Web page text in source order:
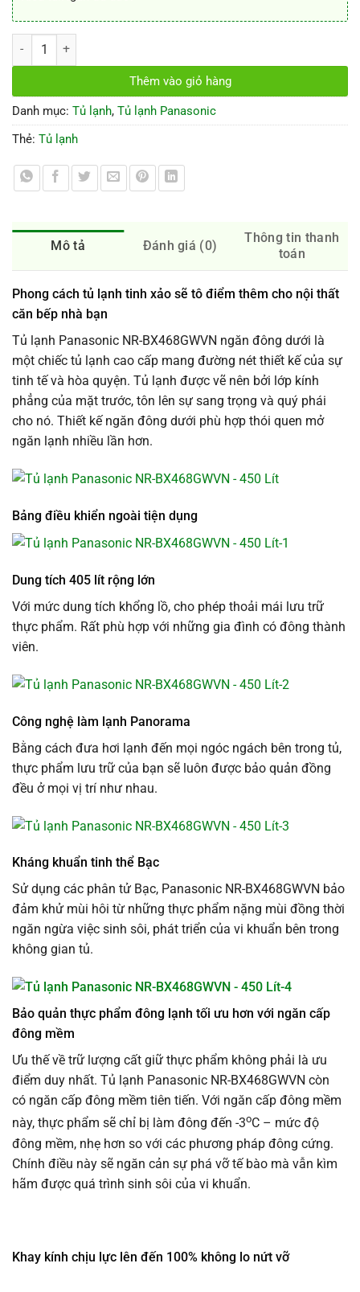
Tủ lạnh Panasonic, Inverter NR-BX468GWVN - 450 Lít số lượng
Thêm vào giỏ hàng
Danh mục: Tủ lạnh, Tủ lạnh Panasonic
Thẻ: Tủ lạnh
Mô tả Đánh giá (0)
Thông tin thanh
toán
Phong cách tủ lạnh tinh xảo sẽ tô điểm thêm cho nội thất
căn bếp nhà bạn
Tủ lạnh Panasonic NR-BX468GWVN ngăn đông dưới là
một chiếc tủ lạnh cao cấp mang đường nét thiết kế của sự
tinh tế và hòa quyện. Tủ lạnh được vẽ nên bởi lớp kính
phẳng của mặt trước, tôn lên sự sang trọng và quý phái
cho nó. Thiết kế ngăn đông dưới phù hợp thói quen mở
ngăn lạnh nhiều lần hơn.
Bảng điều khiển ngoài tiện dụng
Dung tích 405 lít rộng lớn
Với mức dung tích khổng lồ, cho phép thoải mái lưu trữ
thực phẩm. Rất phù hợp với những gia đình có đông thành
viên.
Công nghệ làm lạnh Panorama
Bằng cách đưa hơi lạnh đến mọi ngóc ngách bên trong tủ,
thực phẩm lưu trữ của bạn sẽ luôn được bảo quản đồng
đều ở mọi vị trí như nhau.
Kháng khuẩn tinh thể Bạc
Sử dụng các phân tử Bạc, Panasonic NR-BX468GWVN bảo
đảm khử mùi hôi từ những thực phẩm nặng mùi đồng thời
ngăn ngừa việc sinh sôi, phát triển của vi khuẩn bên trong
không gian tủ.
Bảo quản thực phẩm đông lạnh tối ưu hơn với ngăn cấp
đông mềm
Ưu thế về trữ lượng cất giữ thực phẩm không phải là ưu
điểm duy nhất. Tủ lạnh Panasonic NR-BX468GWVN còn
có ngăn cấp đông mềm tiên tiến. Với ngăn cấp đông mềm
này, thực phẩm sẽ chỉ bị làm đông đến -3oC – mức độ
đông mềm, nhẹ hơn so với các phương pháp đông cứng.
Chính điều này sẽ ngăn cản sự phá vỡ tế bào mà vẫn kìm
hãm được quá trình sinh sôi của vi khuẩn.
Khay kính chịu lực lên đến 100% không lo nứt vỡ